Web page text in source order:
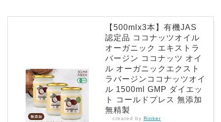
【500mlx3本】有機JAS
認定品 ココナッツオイル
オーガニック エキストラ
バージン ココナッツ オイ
ル オーガニックエクスト
ラバージンココナッツオイ
ル 1500ml GMP ダイエッ
ト コールドプレス 無添加
無精製
created by Rinker